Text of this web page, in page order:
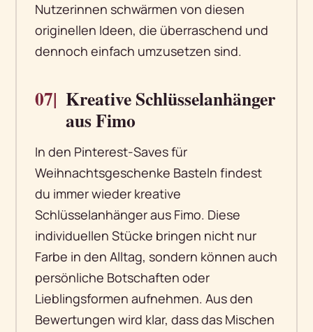
Nutzerinnen schwärmen von diesen
originellen Ideen, die überraschend und
dennoch einfach umzusetzen sind.
07| Kreative Schlüsselanhänger
aus Fimo
In den Pinterest-Saves für
Weihnachtsgeschenke Basteln findest
du immer wieder kreative
Schlüsselanhänger aus Fimo. Diese
individuellen Stücke bringen nicht nur
Farbe in den Alltag, sondern können auch
persönliche Botschaften oder
Lieblingsformen aufnehmen. Aus den
Bewertungen wird klar, dass das Mischen